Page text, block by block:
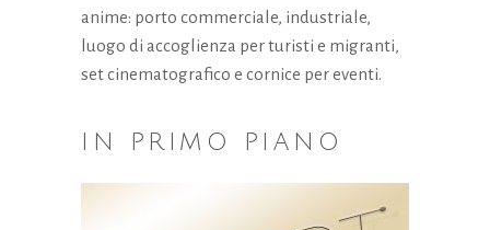
anime: porto commerciale, industriale,
luogo di accoglienza per turisti e migranti,
set cinematografico e cornice per eventi.
IN PRIMO PIANO